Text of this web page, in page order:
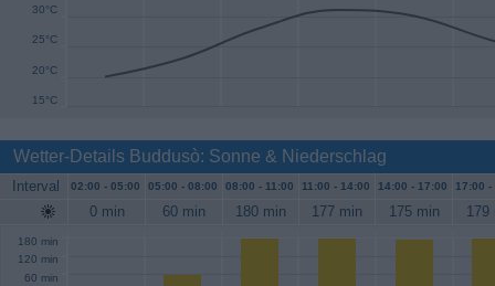
15°C
20°C
25°C
30°C
Wetter-Details Buddusò: Sonne & Niederschlag
Interval 02:00 - 05:00 05:00 - 08:00 08:00 - 11:00 11:00 - 14:00 14:00 - 17:00 17:00 -
0 min 60 min 180 min 177 min 175 min 179
60 min
120 min
180 min